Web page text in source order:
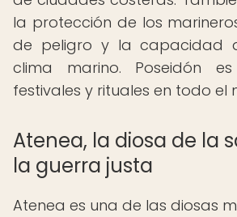
la protección de los
de peligro y la capacidad
clima marino. Poseidón
festivales y rituales en todo el
Atenea, la diosa de la
la guerra justa
Atenea es una de las diosas